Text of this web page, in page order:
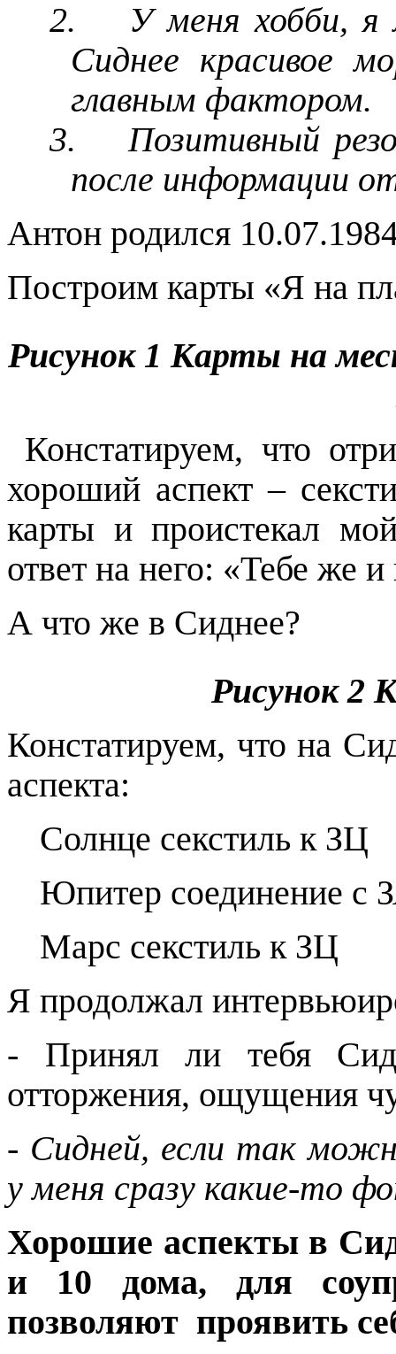
2.
У меня хобби,
Сиднее красивое
главным фактором.
3.
Позитивный
после информации
Антон родился
Построим карты «Я на
Рисунок 1 Карты на
Констатируем, что
хороший аспект –
карты и проистекал
ответ на него: «Тебе же
А что же в Сиднее?
Рисунок2
Констатируем, что на
аспекта:
Солнце секстиль к ЗЦ
Юпитер соединение с
Марс секстиль к ЗЦ
Я продолжал
- Принял ли тебя
отторжения, ощущения
- Сидней, если так
у меня сразу какие-то
Хорошие аспекты в
и 10 дома, для
позволяют проявить